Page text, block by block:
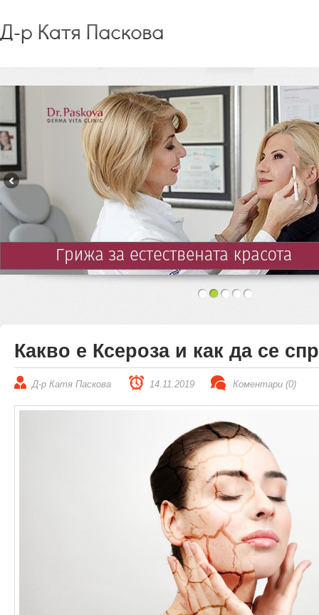
Какво е Ксероза и как да се
Д-р Катя Паскова 14.11.2019 Коментари (0)